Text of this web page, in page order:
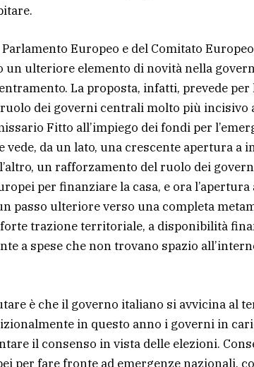
Europeo e del Comitato
ulteriore elemento di novità nella
La proposta, infatti, prevede
dei governi centrali molto più incisivo
Fitto all’impiego dei fondi per
da un lato, una crescente apertura a
un rafforzamento del ruolo dei
per finanziare la casa, e ora
passo ulteriore verso una completa
trazione territoriale, a disponibilità
a spese che non trovano spazio
è che il governo italiano si avvicina al
in questo anno i governi in
il consenso in vista delle elezioni.
per fare fronte ad emergenze nazionali,